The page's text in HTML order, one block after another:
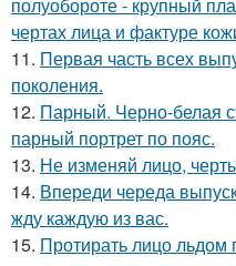
чертах лица и фактуре
11. Первая часть всех
поколения.
12. Парный. Черно-белая
парный портрет по пояс.
13. Не изменяй лицо,
14. Впереди череда
жду каждую из вас.
15. Протирать лицо